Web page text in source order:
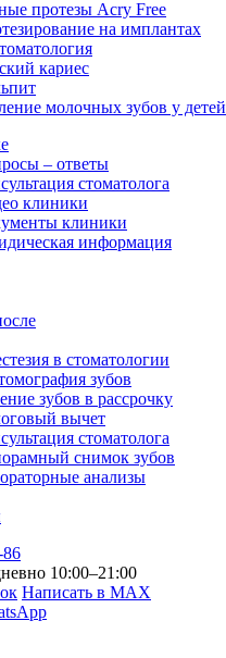
протезы Acry Free
на имплантах
кариес
молочных зубов у детей
– ответы
стоматолога
клиники
клиники
информация
в стоматологии
зубов
зубов в рассрочку
вычет
стоматолога
снимок зубов
анализы
86
10:00–21:00
Написать в MAX